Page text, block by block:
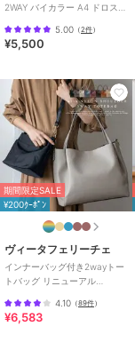
2WAY バイカラー A4 ドロスト
5.00 （2件）
¥5,500
期間限定SALE
¥200ｸｰﾎﾟﾝ
ヴィータフェリーチェ
インナーバッグ付き2wayトー
トバッグ リニューアル
4.10 （89件）
¥6,583